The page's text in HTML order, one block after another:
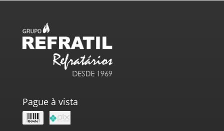
Pague à vista